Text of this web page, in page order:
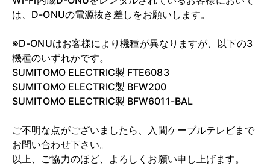
は、D-ONUの電源抜き差しをお願いします。
※D-ONUはお客様により機種が異なりますが、以下の3
機種のいずれかです。
SUMITOMO ELECTRIC製 FTE6083
SUMITOMO ELECTRIC製 BFW200
SUMITOMO ELECTRIC製 BFW6011-BAL
ご不明な点がございましたら、入間ケーブルテレビまで
お問い合わせ下さい。
以上、ご協力のほど、よろしくお願い申し上げます。